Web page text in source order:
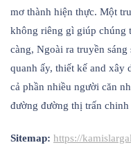
mơ thành hiện thực. Một
không riêng gì giúp chúng
càng, Ngoài ra truyền
quanh ấy, thiết kế and xây
cả phần nhiều người căn
đường đường thị trấn
Sitemap: https://